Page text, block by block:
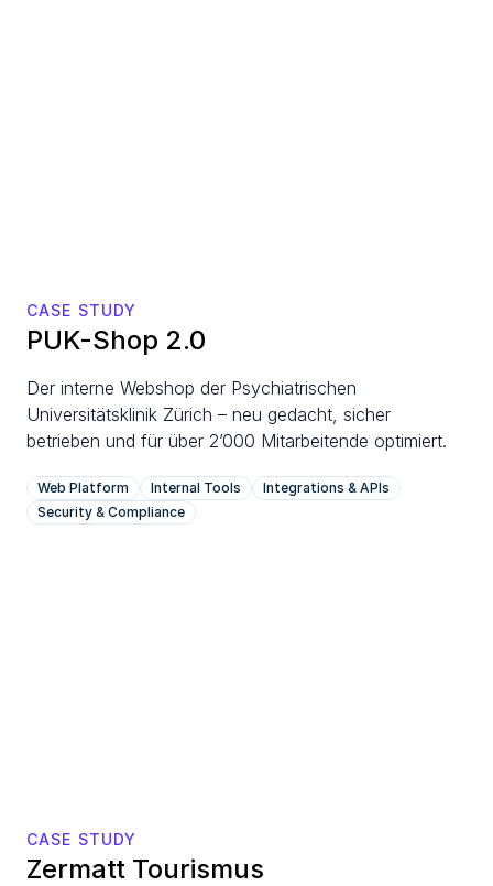
CASE STUDY
PUK-Shop 2.0
Der interne Webshop der Psychiatrischen
Universitätsklinik Zürich – neu gedacht, sicher
betrieben und für über 2’000 Mitarbeitende optimiert.
Web Platform Internal Tools
Integrations & APIs
Security & Compliance
CASE STUDY
Zermatt Tourismus